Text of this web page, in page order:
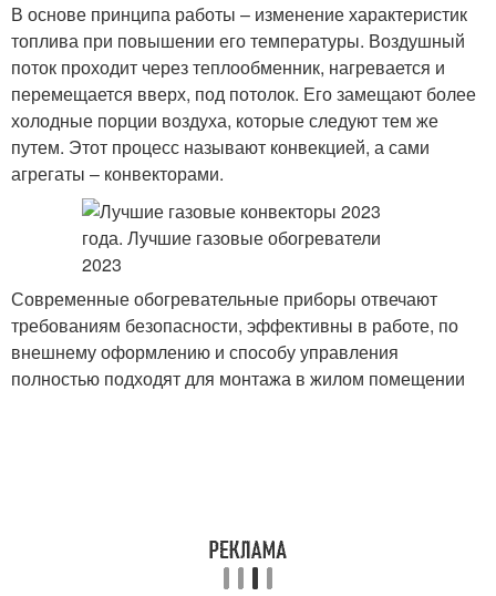
В основе принципа работы – изменение характеристик
топлива при повышении его температуры. Воздушный
поток проходит через теплообменник, нагревается и
перемещается вверх, под потолок. Его замещают более
холодные порции воздуха, которые следуют тем же
путем. Этот процесс называют конвекцией, а сами
агрегаты – конвекторами.
Современные обогревательные приборы отвечают
требованиям безопасности, эффективны в работе, по
внешнему оформлению и способу управления
полностью подходят для монтажа в жилом помещении